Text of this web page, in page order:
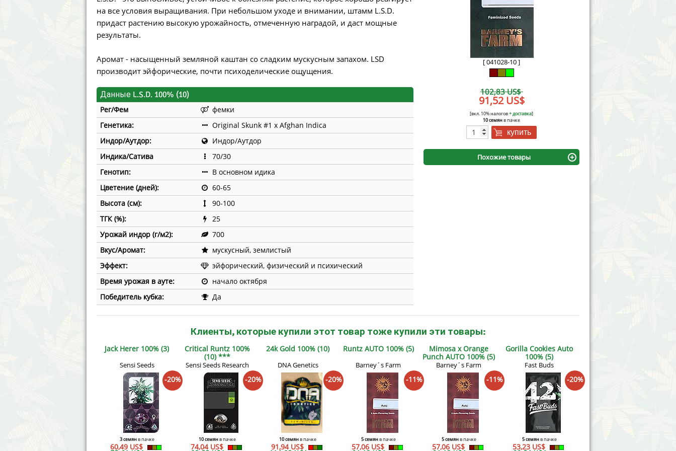
Annabelle´s Garden
Barney´s Farm
Bulk Seed Bank
Bulldog Seeds
Cannabella Genetics
Fast Buds
Female Seeds
Genehtik Seeds
House of the Great Gardener
Mallorca Seeds
Mandala
Ministry of Cannabis
Philosopher Seeds
Söllner - Vadda's Marijuanabam
Sumo Seeds
Victory Seeds
Vision Seeds
White Label Seeds
World of Seeds
CBD Industrial Hemp
на все условия выращивания. При небольшом уходе и внимании, штамм L.S.D.
придаст растению высокую урожайность, отмеченную наградой, и даст мощные
результаты.
Аромат - насыщенный земляной каштан со сладким мускусным запахом. LSD
производит эйфорические, почти психоделические ощущения.
Данные L.S.D. 100% (10)
Рег/Фем
фемки
Генетика:
Original Skunk #1 x Afghan Indica
Индор/Аутдор:
Индор/Аутдор
Индика/Сатива
70/30
Генотип:
В основном идика
Цветение (дней):
60-65
Высота (см):
90-100
ТГК (%):
25
Урожай индор (г/м2):
700
Вкус/Аромат:
мускусный, землистый
Эффект:
эйфорический, физический и психический
Время урожая в ауте:
начало октября
Победитель кубка:
Да
[ 041028-10 ]
102,83 US$
91,52 US$
[вкл. 10% налогов+ доставка]
10 семянв пачке
купить
Похожие товары
Клиенты, которые купили этот товар тоже купили эти товары:
Jack Herer 100% (3)
Sensi Seeds
-20%
3 семянв пачке
60,49 US$
Critical Runtz 100%
(10) ***
Sensi Seeds Research
-20%
10 семянв пачке
74,04 US$
24k Gold 100% (10)
DNA Genetics
-20%
10 семянв пачке
91,94 US$
Runtz AUTO 100% (5)
Barney´s Farm
-11%
5 семянв пачке
57,06 US$
Mimosa x Orange
Punch AUTO 100% (5)
Barney´s Farm
-11%
5 семянв пачке
57,06 US$
Gorilla Cookies Auto
100% (5)
Fast Buds
-20%
5 семянв пачке
53,23 US$